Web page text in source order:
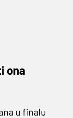
ona
u finalu